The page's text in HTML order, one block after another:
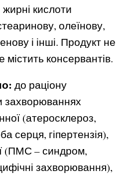
кислоти
олеїнову,
і інші. Продукт не
консервантів.
до раціону
захворюваннях
(атеросклероз,
серця, гіпертензія),
(ПМС – синдром,
захворювання),